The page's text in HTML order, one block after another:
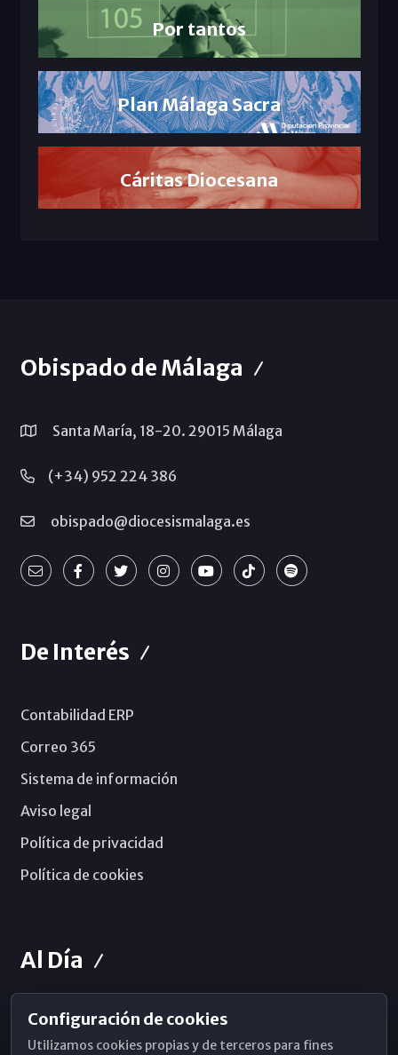
Por tantos
Plan Málaga Sacra
Cáritas Diocesana
Obispado de Málaga
Santa María, 18-20. 29015 Málaga
(+34) 952 224 386
obispado@diocesismalaga.es
De Interés
Contabilidad ERP
Correo 365
Sistema de información
Aviso legal
Política de privacidad
Política de cookies
Al Día
Horarios de Misa
Configuración de cookies
Utilizamos cookies propias y de terceros para fines